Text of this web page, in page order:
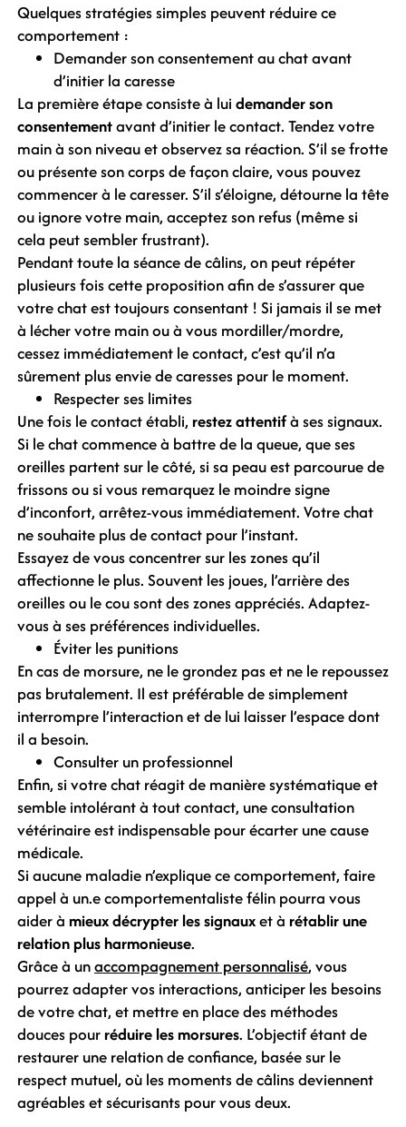
Quelques stratégies simples peuvent réduire ce
comportement :
Demander son consentement au chat avant
d’initier la caresse
La première étape consiste à lui demander son
consentementavant d’initier le contact. Tendez votre
main à son niveau et observez sa réaction. S’il se frotte
ou présente son corps de façon claire, vous pouvez
commencer à le caresser. S’il s’éloigne, détourne la tête
ou ignore votre main, acceptez son refus (même si
cela peut sembler frustrant).
Pendant toute la séance de câlins, on peut répéter
plusieurs fois cette proposition afin de s’assurer que
votre chat est toujours consentant ! Si jamais il se met
à lécher votre main ou à vous mordiller/mordre,
cessez immédiatement le contact, c’est qu’il n’a
sûrement plus envie de caresses pour le moment.
Respecter ses limites
Une fois le contact établi, restez attentifà ses signaux.
Si le chat commence à battre de la queue, que ses
oreilles partent sur le côté, si sa peau est parcourue de
frissons ou si vous remarquez le moindre signe
d’inconfort, arrêtez-vous immédiatement. Votre chat
ne souhaite plus de contact pour l’instant.
Essayez de vous concentrer sur les zones qu’il
affectionne le plus. Souvent les joues, l’arrière des
oreilles ou le cou sont des zones appréciés. Adaptez-
vous à ses préférences individuelles.
Éviter les punitions
En cas de morsure, ne le grondez pas et ne le repoussez
pas brutalement. Il est préférable de simplement
interrompre l’interaction et de lui laisser l’espace dont
il a besoin.
Consulter un professionnel
Enfin, si votre chat réagit de manière systématique et
semble intolérant à tout contact, une consultation
vétérinaire est indispensable pour écarter une cause
médicale.
Si aucune maladie n’explique ce comportement, faire
appel à un.e comportementaliste félin pourra vous
aider à mieux décrypter les signauxet à rétablir une
relation plus harmonieuse.
Grâce à unaccompagnement personnalisé, vous
pourrez adapter vos interactions, anticiper les besoins
de votre chat, et mettre en place des méthodes
douces pourréduire les morsures. L’objectif étant de
restaurer une relation de confiance, basée sur le
respect mutuel, où les moments de câlins deviennent
agréables et sécurisants pour vous deux.